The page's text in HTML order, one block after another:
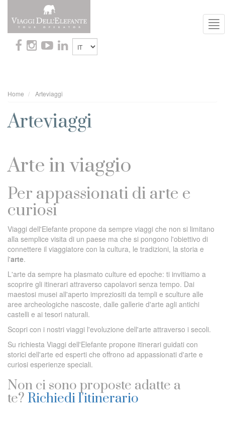
Home Arteviaggi
Arteviaggi
Arte in viaggio
Per appassionati di arte e
curiosi
Viaggi dell'Elefante propone da sempre viaggi che non si limitano
alla semplice visita di un paese ma che si pongono l'obiettivo di
connettere il viaggiatore con la cultura, le tradizioni, la storia e
l'arte.
L'arte da sempre ha plasmato culture ed epoche: ti invitiamo a
scoprire gli itinerari attraverso capolavori senza tempo. Dai
maestosi musei all'aperto impreziositi da templi e sculture alle
aree archeologiche nascoste, dalle gallerie d'arte agli antichi
castelli e ai tesori naturali.
Scopri con i nostri viaggi l'evoluzione dell'arte attraverso i secoli.
Su richiesta Viaggi dell'Elefante propone itinerari guidati con
storici dell'arte ed esperti che offrono ad appassionati d'arte e
curiosi esperienze speciali.
Non ci sono proposte adatte a
te? Richiedi l'itinerario